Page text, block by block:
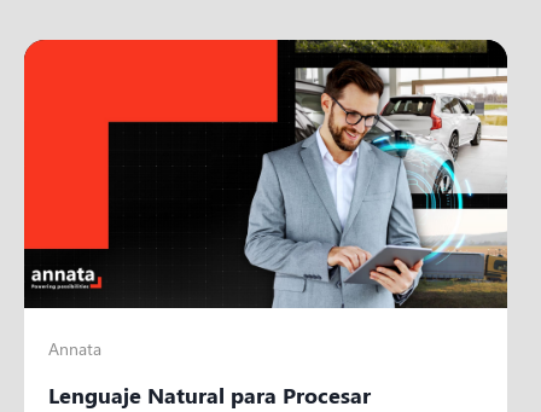
Annata
Lenguaje Natural para Procesar